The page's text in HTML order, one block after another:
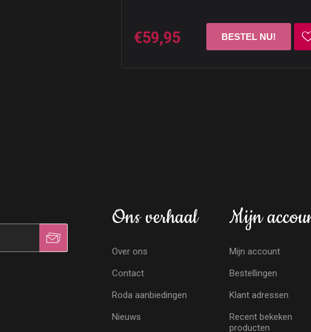
€59,95
Ons verhaal
Over ons
Contact
Roda aanbiedingen
Nieuws
Mijn
Mijn account
Bestellingen
Klant adressen
Recent bekeken
producten